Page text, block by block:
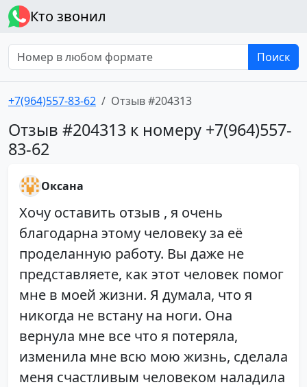
Кто звонил
Поиск
+7(964)557-83-62 Отзыв #204313
Отзыв #204313 к номеру +7(964)557-
83-62
Оксана
Хочу оставить отзыв , я очень
благодарна этому человеку за её
проделанную работу. Вы даже не
представляете, как этот человек помог
мне в моей жизни. Я думала, что я
никогда не встану на ноги. Она
вернула мне все что я потеряла,
изменила мне всю мою жизнь, сделала
меня счастливым человеком наладила